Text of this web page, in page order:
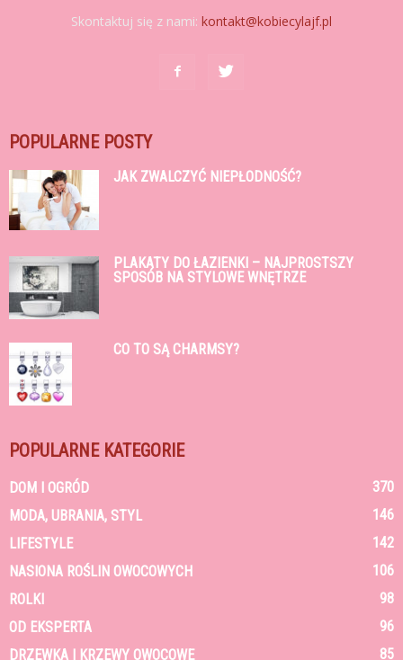
Skontaktuj się z nami: kontakt@kobiecylajf.pl
POPULARNE POSTY
JAK ZWALCZYĆ NIEPŁODNOŚĆ?
PLAKATY DO ŁAZIENKI – NAJPROSTSZY
SPOSÓB NA STYLOWE WNĘTRZE
CO TO SĄ CHARMSY?
POPULARNE KATEGORIE
DOM I OGRÓD
370
MODA, UBRANIA, STYL
146
LIFESTYLE
142
NASIONA ROŚLIN OWOCOWYCH
106
ROLKI
98
OD EKSPERTA
96
DRZEWKA I KRZEWY OWOCOWE
85